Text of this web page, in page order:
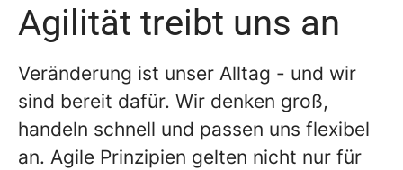
Agilität treibt uns an
Veränderung ist unser Alltag - und wir
sind bereit dafür. Wir denken groß,
handeln schnell und passen uns flexibel
an. Agile Prinzipien gelten nicht nur für